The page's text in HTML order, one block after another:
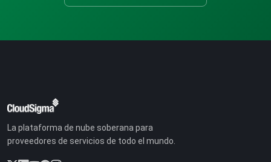
La plataforma de nube soberana para
proveedores de servicios de todo el mundo.